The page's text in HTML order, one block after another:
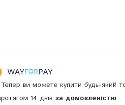
Тепер ви можете купити будь-який
14 днів за домовленістю